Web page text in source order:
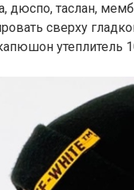
дюспо, таслан,
сверху
утеплитель